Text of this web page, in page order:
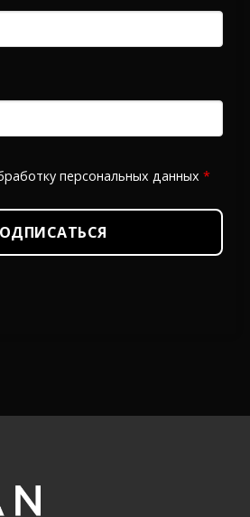
персональных данных *